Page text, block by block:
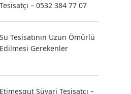
Tesisatçı – 0532 384 77 07
Su Tesisatının Uzun Ömürlü
Gerekenler
Etimesgut Süvari Tesisatçı –